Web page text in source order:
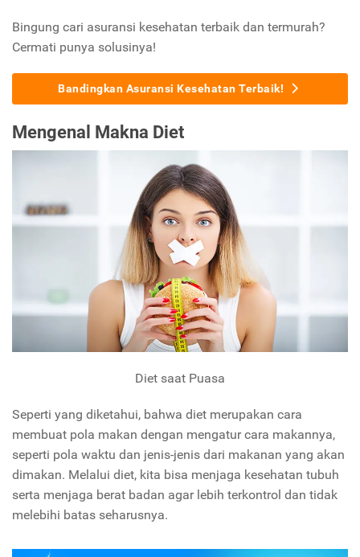
Bingung cari asuransi kesehatan terbaik dan termurah?
Cermati punya solusinya!
Bandingkan Asuransi Kesehatan Terbaik!
Mengenal Makna Diet
Diet saat Puasa
Seperti yang diketahui, bahwa diet merupakan cara
membuat pola makan dengan mengatur cara makannya,
seperti pola waktu dan jenis-jenis dari makanan yang akan
dimakan. Melalui diet, kita bisa menjaga kesehatan tubuh
serta menjaga berat badan agar lebih terkontrol dan tidak
melebihi batas seharusnya.